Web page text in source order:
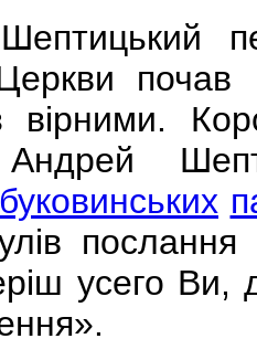
вірними.
буковинських
усего Ви,